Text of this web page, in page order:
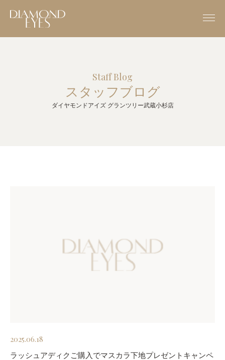
Staff Blog
スタッフブログ
ダイヤモンドアイズ グランツリー武蔵小杉店
2025.06.18
ラッシュアディクご購入でマスカラ下地プレゼントキャンペ